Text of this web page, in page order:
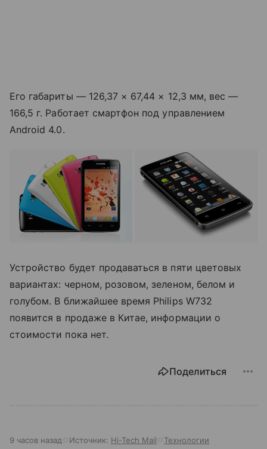
Его габариты — 126,37 × 67,44 × 12,3 мм, вес —
166,5 г. Работает смартфон под управлением
Android 4.0.
Устройство будет продаваться в пяти цветовых
вариантах: черном, розовом, зеленом, белом и
голубом. В ближайшее время Philips W732
появится в продаже в Китае, информации о
стоимости пока нет.
Поделиться
9 часов назад Источник: Hi-Tech Mail Технологии